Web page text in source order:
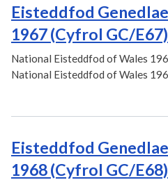
Eisteddfod
1967 (Cyfrol GC/E67)
National Eisteddfod of Wales
National Eisteddfod of Wales
Eisteddfod
1968 (Cyfrol GC/E68)